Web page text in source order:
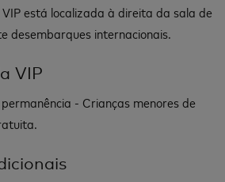
está localizada à direita da sala de
desembarques internacionais.
VIP
- Crianças menores de